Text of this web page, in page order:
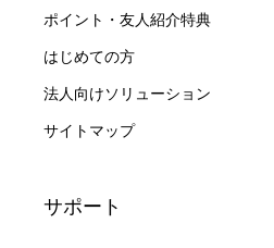
ポイント・友人紹介特典
はじめての方
法人向けソリューション
サイトマップ
サポート